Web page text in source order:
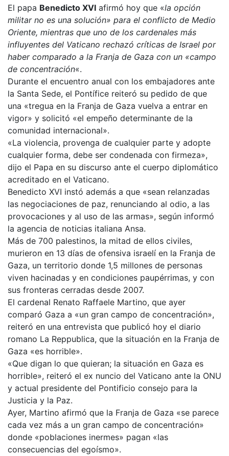
El papa Benedicto XVI afirmó hoy que «la opción
militar no es una solución» para el conflicto de Medio
Oriente, mientras que uno de los cardenales más
influyentes del Vaticano rechazó críticas de Israel por
haber comparado a la Franja de Gaza con un «campo
de concentración«.
Durante el encuentro anual con los embajadores ante
la Santa Sede, el Pontífice reiteró su pedido de que
una «tregua en la Franja de Gaza vuelva a entrar en
vigor» y solicitó «el empeño determinante de la
comunidad internacional».
«La violencia, provenga de cualquier parte y adopte
cualquier forma, debe ser condenada con firmeza»,
dijo el Papa en su discurso ante el cuerpo diplomático
acreditado en el Vaticano.
Benedicto XVI instó además a que «sean relanzadas
las negociaciones de paz, renunciando al odio, a las
provocaciones y al uso de las armas», según informó
la agencia de noticias italiana Ansa.
Más de 700 palestinos, la mitad de ellos civiles,
murieron en 13 días de ofensiva israelí en la Franja de
Gaza, un territorio donde 1,5 millones de personas
viven hacinadas y en condiciones paupérrimas, y con
sus fronteras cerradas desde 2007.
El cardenal Renato Raffaele Martino, que ayer
comparó Gaza a «un gran campo de concentración»,
reiteró en una entrevista que publicó hoy el diario
romano La Reppublica, que la situación en la Franja de
Gaza «es horrible».
«Que digan lo que quieran; la situación en Gaza es
horrible», reiteró el ex nuncio del Vaticano ante la ONU
y actual presidente del Pontificio consejo para la
Justicia y la Paz.
Ayer, Martino afirmó que la Franja de Gaza «se parece
cada vez más a un gran campo de concentración»
donde «poblaciones inermes» pagan «las
consecuencias del egoísmo».